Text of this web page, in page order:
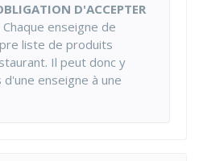
D'ACCEPTER
enseigne de
liste de produits
Il peut donc y
enseigne à une